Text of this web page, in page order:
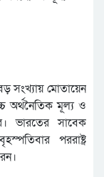
সংখ্যায় মোতায়েন
অর্থনৈতিক মূল্য ও
ভারতের সাবেক
পররাষ্ট্র